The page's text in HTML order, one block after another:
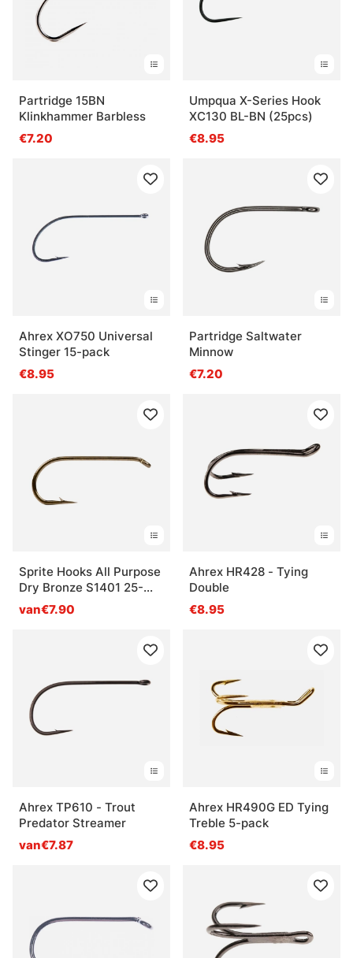
Partridge 15BN
Klinkhammer Barbless
€7.20
Umpqua X-Series Hook
XC130 BL-BN (25pcs)
€8.95
Ahrex XO750 Universal
Stinger 15-pack
€8.95
Partridge Saltwater
Minnow
€7.20
Sprite Hooks All Purpose
Dry Bronze S1401 25-
pack
van€7.90
Ahrex HR428 - Tying
Double
€8.95
Ahrex TP610 - Trout
Predator Streamer
van€7.87
Ahrex HR490G ED Tying
Treble 5-pack
€8.95